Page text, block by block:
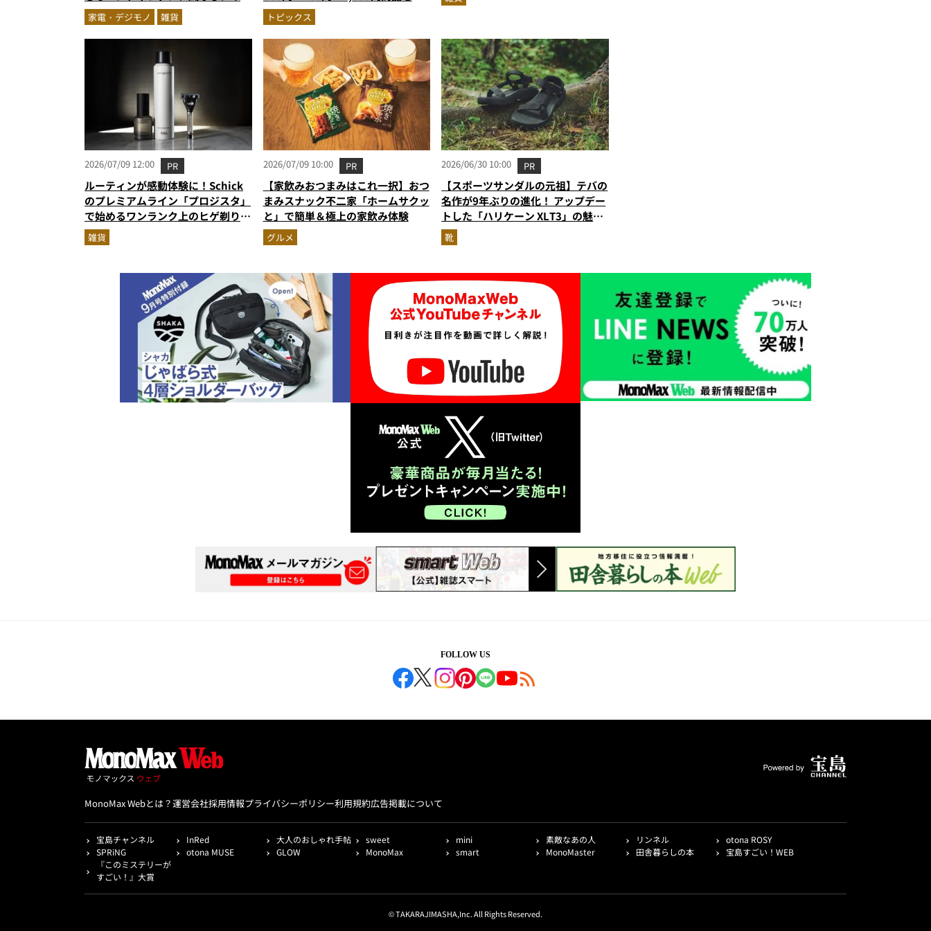
カイロほか最強携帯型クールガジェ
ット4選
家電・デジモノ 雑貨
較して見えた違いと“選び方”
トピックス
2026/07/09 12:00 PR
ルーティンが感動体験に！Schick
のプレミアムライン「プロジスタ」
で始めるワンランク上のヒゲ剃り習
慣
雑貨
2026/07/09 10:00 PR
【家飲みおつまみはこれ一択】おつ
まみスナック不二家「ホームサクッ
と」で簡単＆極上の家飲み体験
グルメ
2026/06/30 10:00 PR
【スポーツサンダルの元祖】テバの
名作が9年ぶりの進化！ アップデー
トした「ハリケーン XLT3」の魅力
を識者があらゆる角度から徹底解
説！
靴
FOLLOW US
MonoMax Webとは？運営会社採用情報プライバシーポリシー利用規約広告掲載について
宝島チャンネル InRed 大人のおしゃれ手帖 sweet mini 素敵なあの人 リンネル
otona ROSY
SPRiNG
otona MUSE GLOW MonoMax smart MonoMaster 田舎暮らしの本
宝島すごい！WEB
『このミステリーが
すごい！』大賞
© TAKARAJIMASHA,Inc. All Rights Reserved.